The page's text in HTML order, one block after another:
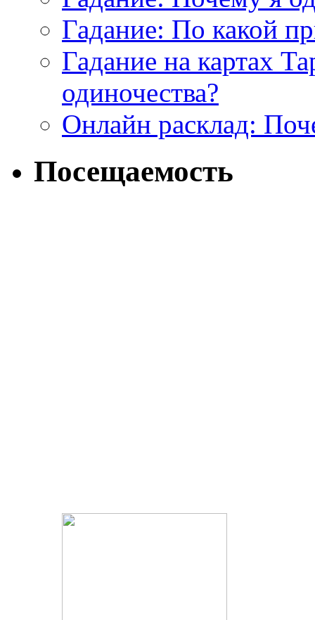
Гадание: По какой
Гадание на картах
одиночества?
Онлайн расклад:
Посещаемость